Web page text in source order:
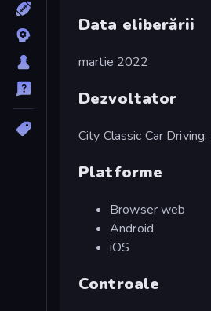
Data eliberării
martie 2022
Dezvoltator
City Classic Car
Platforme
Browser web
Android
iOS
Controale